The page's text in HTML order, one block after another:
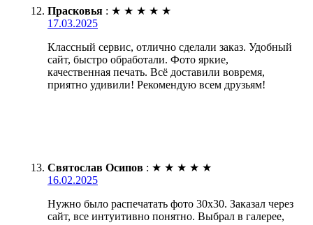
Прасковья : ★ ★ ★ ★ ★
17.03.2025
Классный сервис, отлично сделали заказ. Удобный
сайт, быстро обработали. Фото яркие,
качественная печать. Всё доставили вовремя,
приятно удивили! Рекомендую всем друзьям!
Святослав Осипов : ★ ★ ★ ★ ★
16.02.2025
Нужно было распечатать фото 30х30. Заказал через
сайт, все интуитивно понятно. Выбрал в галерее,